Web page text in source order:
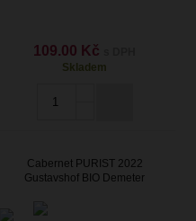
109.00 Kč
Skladem
Cabernet PURIST 2022
Gustavshof BIO Demeter